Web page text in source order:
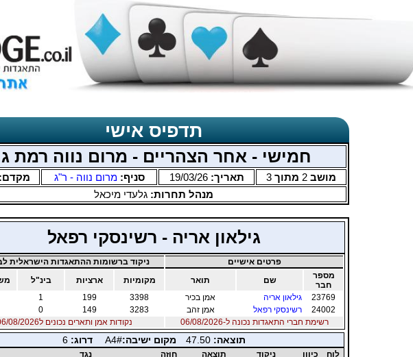
תדפיס אישי
חמישי - אחר הצהריים - מרום נווה רמת
מושב 2 מתוך 3 תאריך:19/03/26 סניף:מרום נווה - ר"ג
מנהל תחרות: גלעדי מיכאל
גילאון אריה - רשינסקי רפאל
פרטים אישיים
ניקוד ברשומות ההתאגדות הישראלית
מספר
חבר
שם תואר מקומיות ארציות בינ"ל
23769
גילאון אריה אמן בכיר 3398
199
1
24002
רשינסקי רפאל אמן זהב 3283
149
0
רשימת חברי התאגדות נכונה ל-06/08/2026
נקודות אמן ותארים נכונים ל06/08/2026
תוצאה:47.50 מקום ישיבה:A4# דרוג:6
לוח כיוון ניקוד תוצאה חוזה
נגד